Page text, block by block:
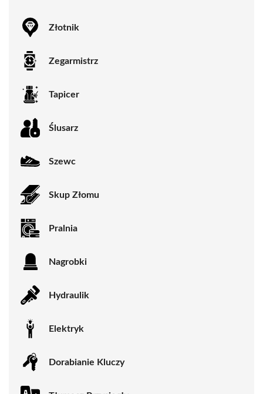
Złotnik
Zegarmistrz
Tapicer
Ślusarz
Szewc
Skup Złomu
Pralnia
Nagrobki
Hydraulik
Elektryk
Dorabianie Kluczy